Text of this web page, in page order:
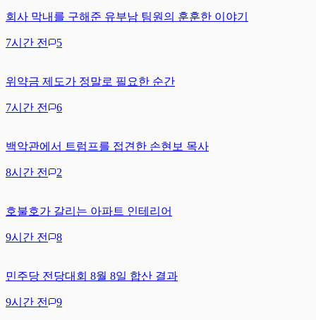
회사 막내를 구해준 유부남 팀원의 훈훈한 이야기
7시간 전 5
위약금 제도가 정말로 필요한 순간
7시간 전 6
백악관에서 트럼프를 접견한 손현보 목사
8시간 전 2
호불호가 갈리는 아파트 인테리어
9시간 전 8
민주당 전당대회 8월 8일 합산 결과
9시간 전 9